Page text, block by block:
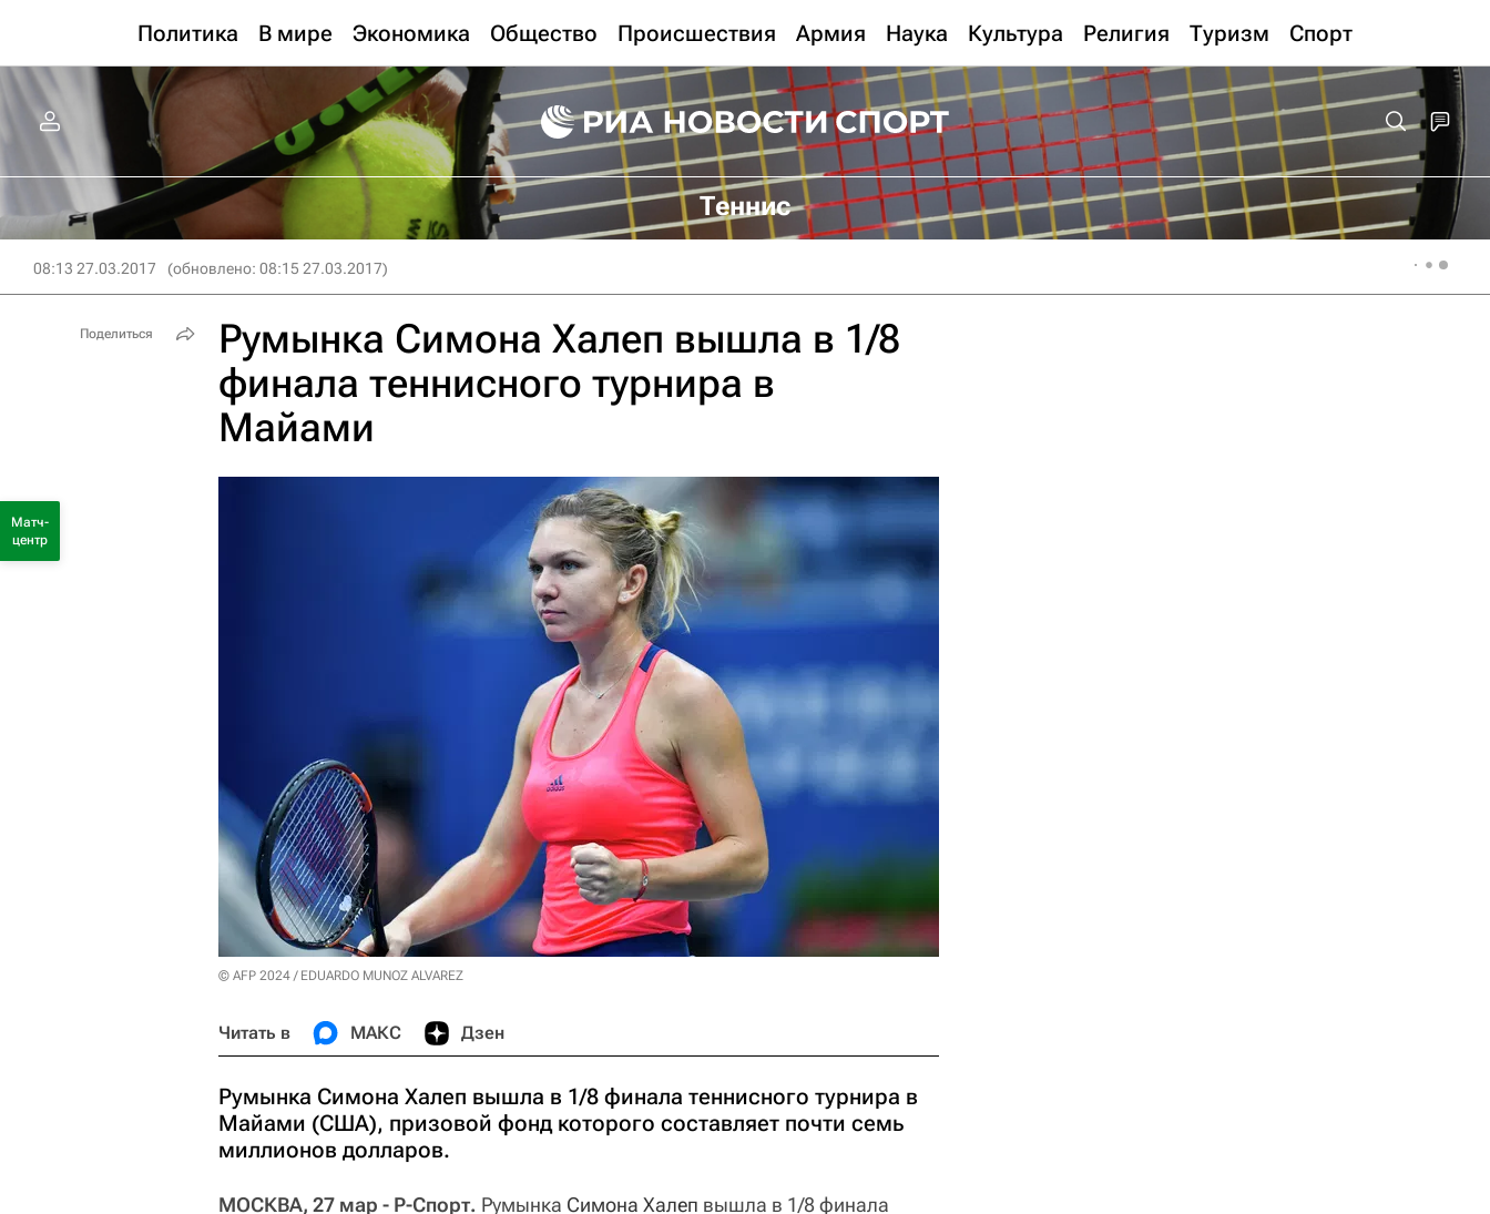
Политика В мире Экономика Общество Происшествия Армия Наука Культура Религия Туризм Спорт
Теннис
08:13 27.03.2017 (обновлено: 08:15 27.03.2017)
Румынка Симона Халеп вышла в 1/8
финала теннисного турнира в
Майами
© AFP 2024 / EDUARDO MUNOZ ALVAREZ
Читать в МАКС Дзен
Румынка Симона Халеп вышла в 1/8 финала теннисного турнира в
Майами (США), призовой фонд которого составляет почти семь
миллионов долларов.
МОСКВА, 27 мар - Р-Спорт. Румынка Симона Халеп вышла в 1/8 финала
Поделиться
Матч-
центр